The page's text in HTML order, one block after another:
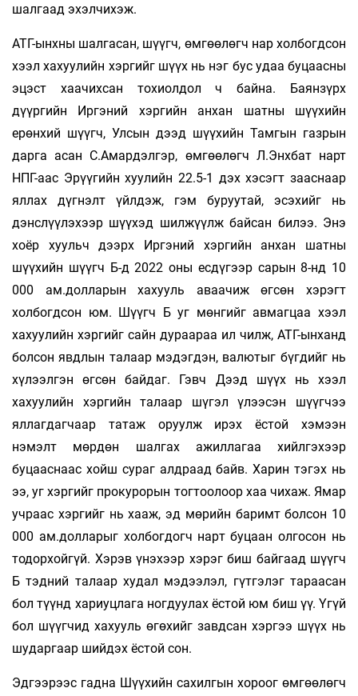
шалгаад эхэлчихэж.
АТГ-ынхны шалгасан, шүүгч, өмгөөлөгч нар холбогдсон
хээл хахуулийн хэргийг шүүх нь нэг бус удаа буцаасны
эцэст хаачихсан тохиолдол ч байна. Баянзүрх
дүүргийн Иргэний хэргийн анхан шатны шүүхийн
ерөнхий шүүгч, Улсын дээд шүүхийн Тамгын газрын
дарга асан С.Амардэлгэр, өмгөөлөгч Л.Энхбат нарт
НПГ-аас Эрүүгийн хуулийн 22.5-1 дэх хэсэгт зааснаар
яллах дүгнэлт үйлдэж, гэм буруутай, эсэхийг нь
дэнслүүлэхээр шүүхэд шилжүүлж байсан билээ. Энэ
хоёр хуульч дээрх Иргэний хэргийн анхан шатны
шүүхийн шүүгч Б-д 2022 оны есдүгээр сарын 8-нд 10
000 ам.долларын хахууль аваачиж өгсөн хэрэгт
холбогдсон юм. Шүүгч Б уг мөнгийг авмагцаа хээл
хахуулийн хэргийг сайн дураараа ил­ чилж, АТГ-ынханд
болсон явдлын талаар мэдэгдэн, валютыг бүгдийг нь
хүлээлгэн өгсөн байдаг. Гэвч Дээд шүүх нь хээл
хахуулийн хэргийн талаар шүгэл үлээсэн шүүгчээ
яллагдагчаар татаж оруулж ирэх ёстой хэмээн
нэмэлт мөрдөн шалгах ажиллагаа хийлгэхээр
буцааснаас хойш сураг алдраад байв. Харин тэгэх нь
ээ, уг хэргийг прокурорын тогтоолоор хаа­ чихаж. Ямар
учраас хэргийг нь хааж, эд мөрийн баримт болсон 10
000 ам.долларыг холбогдогч нарт буцаан олгосон нь
тодорхойгүй. Хэрэв үнэхээр хэрэг биш байгаад шүүгч
Б тэдний талаар худал мэдээлэл, гүтгэлэг тараасан
бол түүнд хариуцлага ногдуулах ёстой юм биш үү. Үгүй
бол шүүгчид хахууль өгөхийг завдсан хэргээ шүүх нь
шударгаар шийдэх ёстой сон.
Эдгээрээс гадна Шүүхийн сахилгын хороог өмгөөлөгч